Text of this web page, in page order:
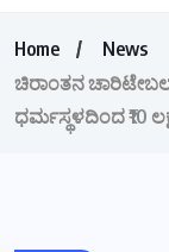
Home
News
ಚಿರಾಂತನ ಚಾರಿಟೇಬಲ್
ಧರ್ಮಸ್ಥಳದಿಂದ ₹10